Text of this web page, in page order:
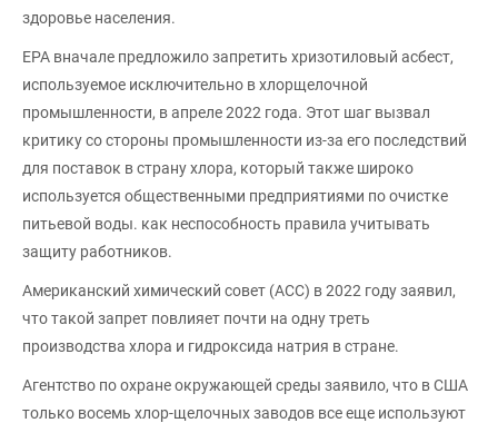
здоровье населения.
EPA вначале предложило запретить хризотиловый асбест,
используемое исключительно в хлорщелочной
промышленности, в апреле 2022 года. Этот шаг вызвал
критику со стороны промышленности из-за его последствий
для поставок в страну хлора, который также широко
используется общественными предприятиями по очистке
питьевой воды. как неспособность правила учитывать
защиту работников.
Американский химический совет (ACC) в 2022 году заявил,
что такой запрет повлияет почти на одну треть
производства хлора и гидроксида натрия в стране.
Агентство по охране окружающей среды заявило, что в США
только восемь хлор-щелочных заводов все еще используют